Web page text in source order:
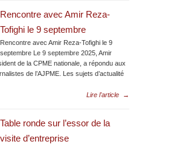
Rencontre avec Amir Reza-
Tofighi le 9 septembre
Rencontre avec Amir Reza-Tofighi le 9
septembre Le 9 septembre 2025, Amir
de la CPME nationale, a répondu aux
de l’AJPME. Les sujets d’actualité
Lire l'article
→
Table ronde sur l’essor de la
visite d’entreprise